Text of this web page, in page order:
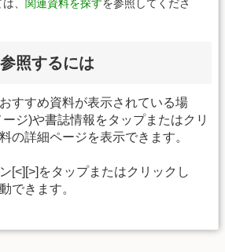
、 関連資料を探すを参照してくださ
照するには
すすめ資料が表示されている場
ジ)や書誌情報をタップまたはクリ
の詳細ページを表示できます。
[<][>]をタップまたはクリックし
できます。